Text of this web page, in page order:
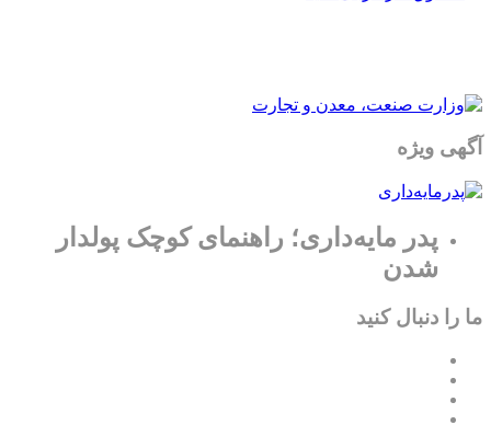
آگهی ویژه
پدر مایه‌داری؛ راهنمای کوچک پولدار
شدن
ما را دنبال کنید